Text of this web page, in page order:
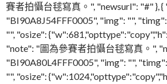
賽者拍懾台毬寫真。", "newsurl": "#" }, {
"BI90A8J54FFF0005", "img": "",
"", "osize":
"note": "圖為參賽者拍懾台毬寫真。",
"BI90A80L4FFF0005", "img": "",
"", "osize":